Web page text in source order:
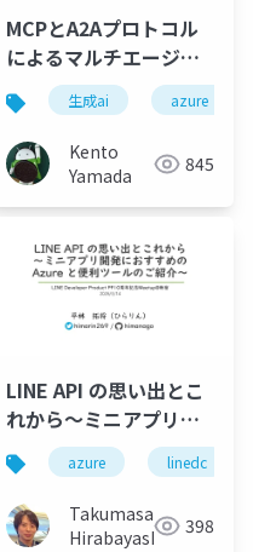
MCPとA2Aプロトコル
によるマルチエージェ
ントシステムの開発
生成ai azure
Kento
Yamada
845
LINE API の思い出とこ
れから～ミニアプリ開
発におすすめの Azure
と便利ツールのご紹介
～
azure linedc
Takumasa
Hirabayashi
398